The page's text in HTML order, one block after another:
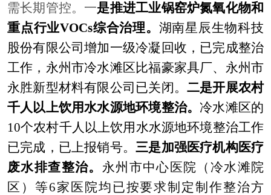
需长期管控。一是推进工业锅窑炉氮氧化物和
重点行业VOCs综合治理。 湖南星辰生物科技
股份有限公司增加一级冷凝回收，已完成整治
工作，永州市冷水滩区比福豪家具厂、永州市
永胜新型材料有限公司已关闭。 二是开展农村
千人以上饮用水水源地环境整治。冷水滩区的
10个农村千人以上饮用水水源地环境整治工作
已完成，已上报销号。三是加强医疗机构医疗
废水排查整治。 永州 市中心医院（冷水滩院
区）等6家医院均已按要求制定制作整治方